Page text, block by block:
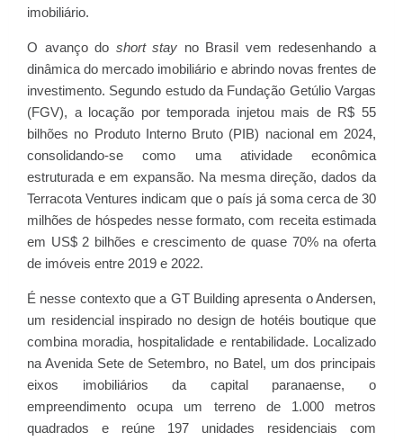
imobiliário.
O avanço do short stay no Brasil vem redesenhando a
dinâmica do mercado imobiliário e abrindo novas frentes de
investimento. Segundo estudo da Fundação Getúlio Vargas
(FGV), a locação por temporada injetou mais de R$ 55
bilhões no Produto Interno Bruto (PIB) nacional em 2024,
consolidando-se como uma atividade econômica
estruturada e em expansão. Na mesma direção, dados da
Terracota Ventures indicam que o país já soma cerca de 30
milhões de hóspedes nesse formato, com receita estimada
em US$ 2 bilhões e crescimento de quase 70% na oferta
de imóveis entre 2019 e 2022.
É nesse contexto que a GT Building apresenta o Andersen,
um residencial inspirado no design de hotéis boutique que
combina moradia, hospitalidade e rentabilidade. Localizado
na Avenida Sete de Setembro, no Batel, um dos principais
eixos imobiliários da capital paranaense, o
empreendimento ocupa um terreno de 1.000 metros
quadrados e reúne 197 unidades residenciais com